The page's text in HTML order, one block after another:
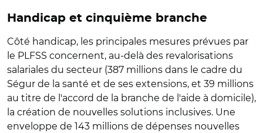
Handicap et cinquième branche
Côté handicap, les principales mesures prévues par
le PLFSS concernent, au-delà des revalorisations
salariales du secteur (387 millions dans le cadre du
Ségur de la santé et de ses extensions, et 39 millions
au titre de l'accord de la branche de l'aide à domicile),
la création de nouvelles solutions inclusives. Une
enveloppe de 143 millions de dépenses nouvelles